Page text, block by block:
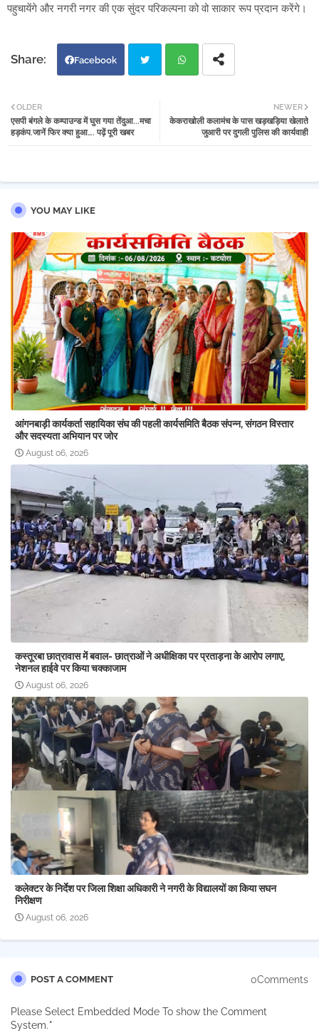
पहुचायेंगे और नगरी नगर की एक सुंदर परिकल्पना को वो साकार रूप प्रदान करेंगे।
Facebook
tter atsa
NEWER
केकराखोली कलामंच के पास खड़खड़िया खेलाते
जुआरी पर दुगली पुलिस की कार्यवाही
OLDER
एसपी बंगले के कम्पाउन्ड में घुस गया तेंदुआ...मचा
हड़कंप.जानें फिर क्या हुआ…. पढ़ें पूरी खबर
YOU MAY LIKE
आंगनबाड़ी कार्यकर्ता सहायिका संघ की पहली कार्यसमिति बैठक संपन्न, संगठन विस्तार
और सदस्यता अभियान पर जोर
August 06, 2026
कस्तूरबा छात्रावास में बवाल- छात्राओं ने अधीक्षिका पर प्रताड़ना के आरोप लगाए,
नेशनल हाईवे पर किया चक्काजाम
August 06, 2026
कलेक्टर के निर्देश पर जिला शिक्षा अधिकारी ने नगरी के विद्यालयों का किया सघन
निरीक्षण
August 06, 2026
POST A COMMENT 0Comments
Please Select Embedded Mode To show the Comment
System.*